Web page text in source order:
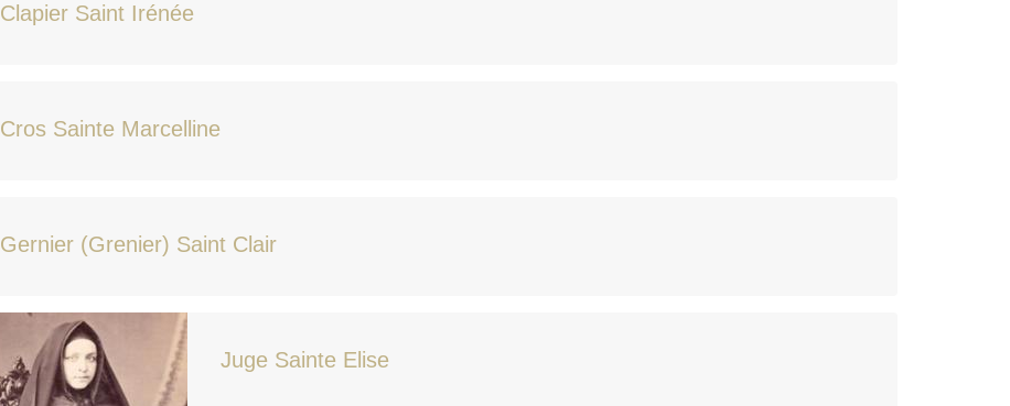
Clapier Saint Irénée
Cros Sainte Marcelline
Gernier (Grenier) Saint Clair
Juge Sainte Elise